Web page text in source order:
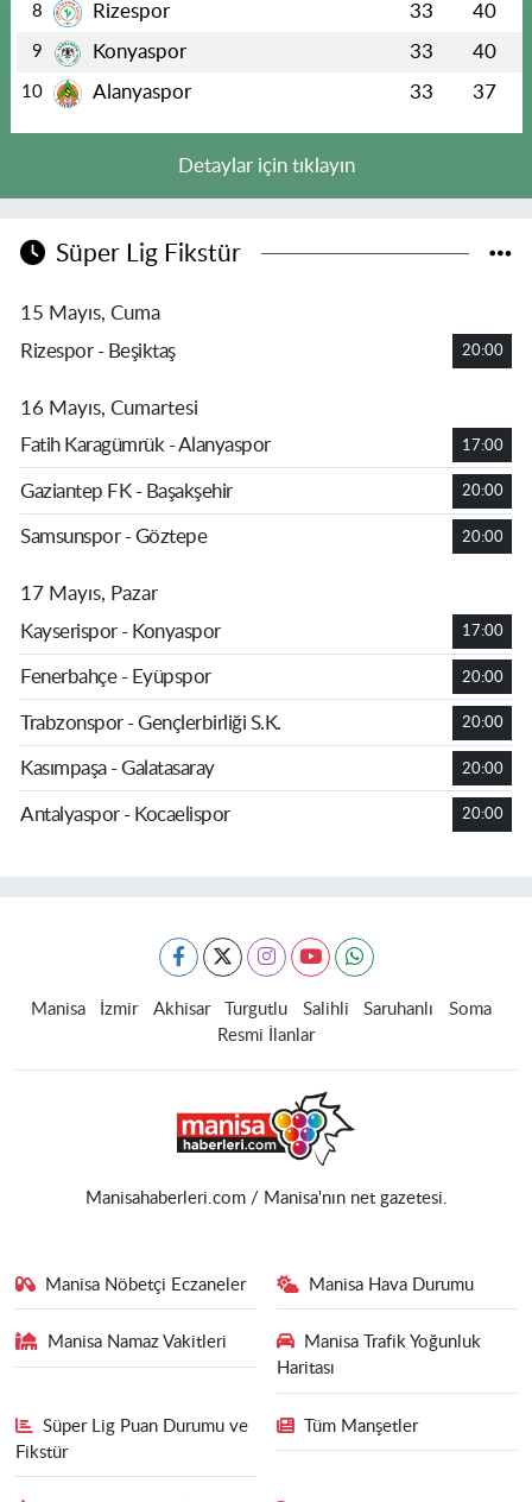
8 Rizespor 33 40
9 Konyaspor 33 40
10 Alanyaspor 33 37
Detaylar için tıklayın
Süper Lig Fikstür
15 Mayıs, Cuma
Rizespor - Beşiktaş
20:00
16 Mayıs, Cumartesi
Fatih Karagümrük - Alanyaspor
17:00
Gaziantep FK - Başakşehir 20:00
Samsunspor - Göztepe 20:00
17 Mayıs, Pazar
Kayserispor - Konyaspor
17:00
Fenerbahçe - Eyüpspor 20:00
Trabzonspor - Gençlerbirliği S.K. 20:00
Kasımpaşa - Galatasaray 20:00
Antalyaspor - Kocaelispor 20:00
Manisa İzmir Akhisar Turgutlu Salihli Saruhanlı
Soma
Resmi İlanlar
Manisahaberleri.com / Manisa'nın net gazetesi.
Manisa Nöbetçi Eczaneler Manisa Hava Durumu
Manisa Namaz Vakitleri
Manisa Trafik Yoğunluk
Haritası
Süper Lig Puan Durumu ve
Fikstür
Tüm Manşetler